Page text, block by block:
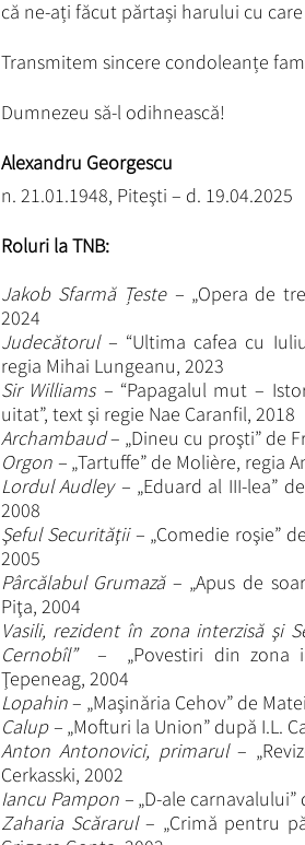
că ne-ați făcut părtași harului cu
Transmitem sincere condoleanțe
Dumnezeu să-l odihnească!
Alexandru Georgescu
n. 21.01.1948, Piteşti – d. 19.04.2025
Roluri la TNB:
Jakob Sfarmă Țeste – „Opera de
2024
Judecătorul – “Ultima cafea cu
regia Mihai Lungeanu, 2023
Sir Williams – “Papagalul mut –
uitat”, text şi regie Nae Caranfil, 2018
Archambaud– „Dineu cu proşti” de
Orgon –„Tartuffe” de Molière, regia
Lordul Audley – „Eduard al III-lea”
2008
Şeful Securităţii – „Comedie roşie”
2005
Pârcălabul Grumază– „Apus de
Piţa, 2004
Vasili, rezident în zona interzisă şi
Cernobîl” – „Povestiri din zona
Ţepeneag, 2004
Lopahin– „Maşinăria Cehov” de
Calup – „Mofturi la Union” după I.L.
Anton Antonovici, primarul–
Cerkasski, 2002
Iancu Pampon –„D-ale carnavalului”
Zaharia Scărarul– „Crimă pentru